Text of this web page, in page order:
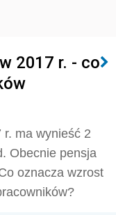
2017 r. - co
ma wynieść 2
Obecnie pensja
oznacza wzrost